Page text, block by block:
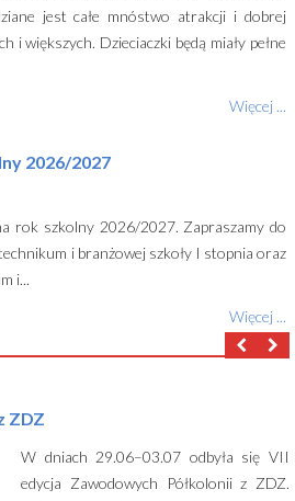
jest całe mnóstwo atrakcji i dobrej
i większych. Dzieciaczki będą miały pełne
Więcej ...
2026/2027
rok szkolny 2026/2027. Zapraszamy do
technikum i branżowej szkoły I stopnia oraz
i...
Więcej ...
ZDZ
W dniach 29.06–03.07 odbyła się VII
edycja Zawodowych Półkolonii z ZDZ.